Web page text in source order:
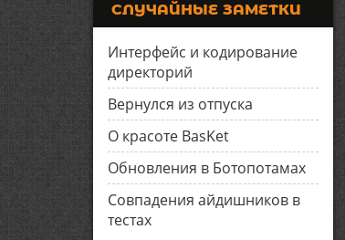
СЛУЧАЙНЫЕ ЗАМЕТКИ
Интерфейс и кодирование
директорий
Вернулся из отпуска
О красоте BasKet
Обновления в Ботопотамах
Совпадения айдишников в
тестах